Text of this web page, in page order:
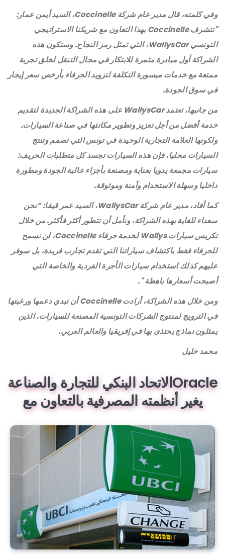
وفي كلمته، قال مدير عام شركة Coccinelle، السيد أيمن عمار:
"تتشرف Coccinelle بهذا التعاون مع شريكنا الاستراتيجي
التونسي WallysCar، التي تمثل رمز النجاح. وستكون هذه
الشراكة أول مبادرة مثمرة للابتكار في مجال التنقل لخلق تجربة
ممتعة مع خدمات ميسورة التكلفة لتزويد الحرفاء بأرخص سعر إيجار
في سوق الجودة.
من جانبها، تعتمد WallysCar على هذه الشراكة الجديدة لتقديم
خدمة أفضل من أجل تعزيز وتطوير مكانتها في صناعة السيارات.
ولكونها العلامة التجارية الوحيدة في تونس التي تصمم وتنتج
السيارات محليا، فإن هذه السيارات تجسد كل متطلبات الحريف:
سيارات مجمعة يدويا بعناية ومصنعة بأجزاء عالية الجودة ومطورة
داخليا وسهلة الاستخدام وآمنة وموثوقة.
كما أفاد، مدير عام شركة WallysCar، السيد عمر قيقا: “نحن
سعداء للغاية بهذه الشراكة، ونأمل أن تتطور أكثر فأكثر. من خلال
تكريس سيارات Wallys لخدمة حرفاء Coccinelle، لن نسمح
للحرفاء فقط باكتشاف سياراتنا التي تقدم تجارب فريدة، بل سوفر
عليهم كذلك استخدام سيارات الأجرة الفردية والخاصة التي
أصبحت أسعارها باهظة ".
ومن خلال هذه الشراكة، أرادت Coccinelle أن تبدي دعمها ورغبتها
في الترويج لمنتوج الشركات التونسية المصنعة للسيارات، الذين
يمثلون نماذج يحتذى بها في إفريقيا والعالم العربي.
محمد خليل
Oracleالاتحاد البنكي للتجارة والصناعة
يغير أنظمته المصرفية بالتعاون مع